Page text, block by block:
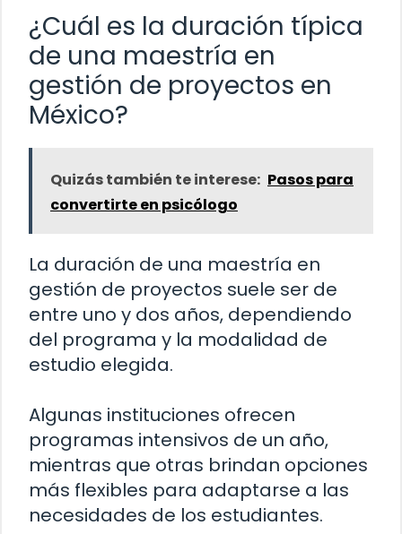
¿Cuál es la duración típica
de una maestría en
gestión de proyectos en
México?
Quizás también te interese: Pasos para
convertirte en psicólogo
La duración de una maestría en
gestión de proyectos suele ser de
entre uno y dos años, dependiendo
del programa y la modalidad de
estudio elegida.
Algunas instituciones ofrecen
programas intensivos de un año,
mientras que otras brindan opciones
más flexibles para adaptarse a las
necesidades de los estudiantes.